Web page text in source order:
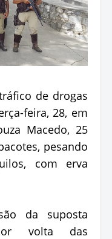
de drogas
feira, 28, em
Macedo, 25
pesando
com erva
da suposta
volta das